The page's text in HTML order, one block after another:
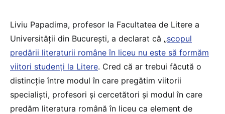
Liviu Papadima, profesor la Facultatea de Litere a
Universității din București, a declarat că „scopul
predării literaturii române în liceu nu este să formăm
viitori studenți la Litere. Cred că ar trebui făcută o
distincție între modul în care pregătim viitorii
specialiști, profesori și cercetători și modul în care
predăm literatura română în liceu ca element de